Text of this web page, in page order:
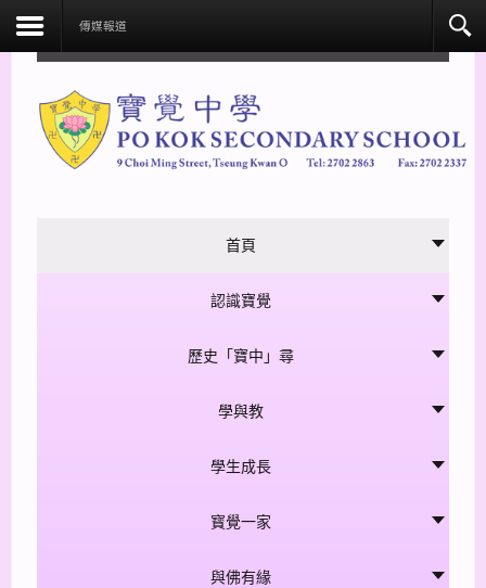
傳媒報道
首頁
認識寶覺
歷史「寶中」尋
學與教
學生成長
寳覺一家
與佛有緣